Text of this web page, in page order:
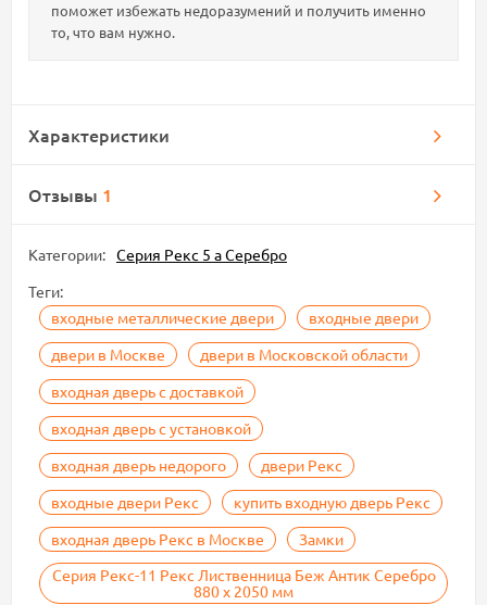
поможет избежать недоразумений и получить именно
то, что вам нужно.
Характеристики
Отзывы 1
Категории: Серия Рекс 5 а Серебро
Теги:
входные металлические двери
входные двери
двери в Москве
двери в Московской области
входная дверь с доставкой
входная дверь с установкой
входная дверь недорого
двери Рекс
входные двери Рекс
купить входную дверь Рекс
входная дверь Рекс в Москве
Замки
Серия Рекс-11 Рекс Лиственница Беж Антик Серебро
880 х 2050 мм